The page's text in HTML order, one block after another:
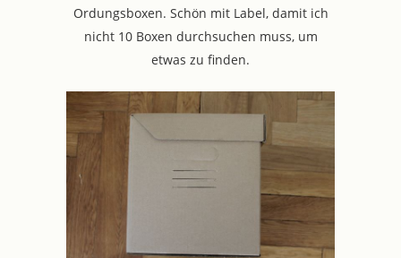
Ordungsboxen. Schön mit Label, damit ich
nicht 10 Boxen durchsuchen muss, um
etwas zu finden.